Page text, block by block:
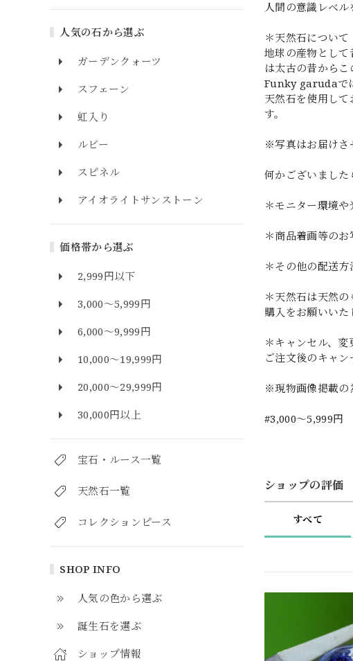
人気の石から選ぶ
ガーデンクォーツ
スフェーン
虹入り
ルビー
スピネル
アイオライトサンストーン
価格帯から選ぶ
2,999円以下
3,000～5,999円
6,000～9,999円
10,000～19,999円
20,000～29,999円
30,000円以上
宝石・ルース一覧
天然石一覧
コレクションピース
SHOP INFO
人気の色から選ぶ
誕生石を選ぶ
ショップ情報
人間の意識レベ
＊天然石について
地球の産物とし
は太古の昔から
Funky garudaで
天然石を使用し
す。
※写真はお届けさ
何かございました
＊モニター環境
＊商品着画等のお
＊その他の配送方
＊天然石は天然
購入をお願いいた
＊キャンセル、
ご注文後のキャン
※現物画像掲載の
#3,000～5,999円
ショップの評価
すべて